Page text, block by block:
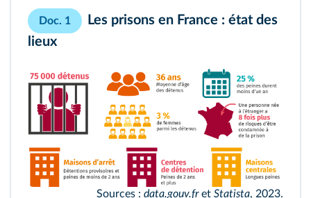
Doc. 1
Les prisons en France : état des
lieux
Sources : data.gouv.fret Statista, 2023.